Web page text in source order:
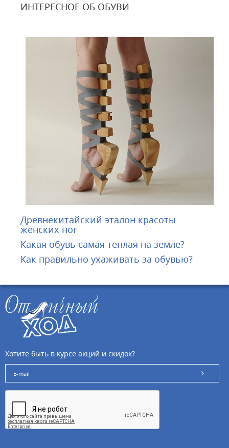
ИНТЕРЕСНОЕ ОБ ОБУВИ
Древнекитайский эталон красоты
женских ног
Какая обувь самая теплая на земле?
Как правильно ухаживать за обувью?
Хотите быть в курсе акций и скидок?